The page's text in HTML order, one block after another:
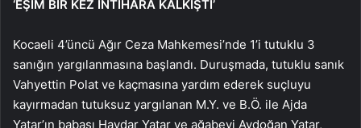
‘EŞİM BİR KEZ İNTİHARA KALKIŞTI’
Kocaeli 4’üncü Ağır Ceza Mahkemesi’nde 1’i tutuklu 3
sanığın yargılanmasına başlandı. Duruşmada, tutuklu sanık
Vahyettin Polat ve kaçmasına yardım ederek suçluyu
kayırmadan tutuksuz yargılanan M.Y. ve B.Ö. ile Ajda
Yatar’ın babası Haydar Yatar ve ağabeyi Aydoğan Yatar,